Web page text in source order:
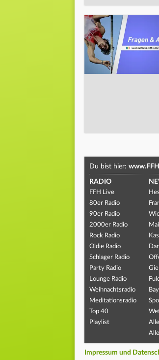
Du bist hier:
RADIO
FFH Live
80er Radio
90er Radio
2000er Radio
Rock Radio
Oldie Radio
Schlager Radio
Party Radio
Lounge Radio
Weihnachtsradio
Meditationsradio
Top 40
Playlist
Impressum und